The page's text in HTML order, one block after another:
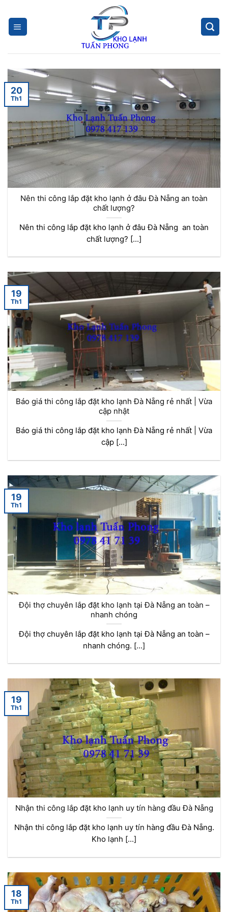
content
Nên thi công lắp đặt kho lạnh ở đâu Đà Nẵng an toàn
chất lượng?
Nên thi công lắp đặt kho lạnh ở đâu Đà Nẵng an toàn
chất lượng? [...]
20
Th1
Báo giá thi công lắp đặt kho lạnh Đà Nẵng rẻ nhất | Vừa
cập nhật
Báo giá thi công lắp đặt kho lạnh Đà Nẵng rẻ nhất | Vừa
cập [...]
19
Th1
Đội thợ chuyên lắp đặt kho lạnh tại Đà Nẵng an toàn –
nhanh chóng
Đội thợ chuyên lắp đặt kho lạnh tại Đà Nẵng an toàn –
nhanh chóng. [...]
19
Th1
Nhận thi công lắp đặt kho lạnh uy tín hàng đầu Đà Nẵng
Nhận thi công lắp đặt kho lạnh uy tín hàng đầu Đà Nẵng.
Kho lạnh [...]
19
Th1
18
Th1